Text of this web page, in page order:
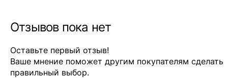
Отзывов пока нет
Оставьте первый отзыв!
Ваше мнение поможет другим покупателям сделать
правильный выбор.